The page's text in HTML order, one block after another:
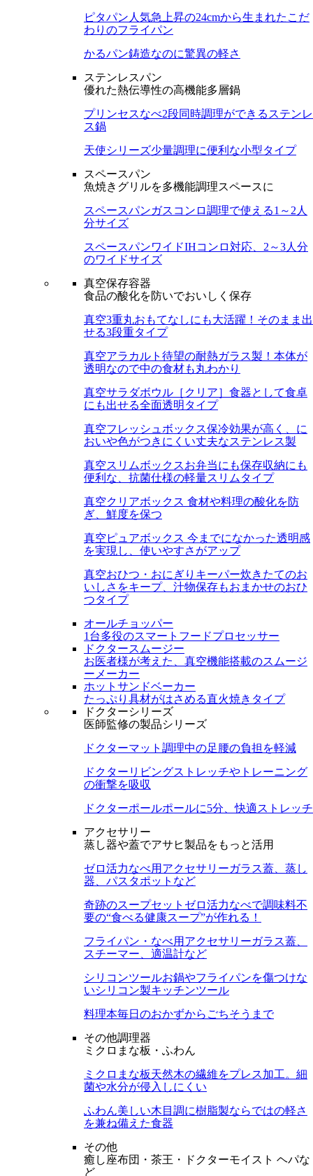
ピタパン 人気急上昇の24cmから生まれたこだ
わりのフライパン
かるパン鋳造なのに驚異の軽さ
ステンレスパン
優れた熱伝導性の高機能多層鍋
プリンセスなべ2段同時調理ができるステンレ
ス鍋
天使シリーズ少量調理に便利な小型タイプ
スペースパン
魚焼きグリルを多機能調理スペースに
スペースパンガスコンロ調理で使える1～2人
分サイズ
スペースパンワイドIHコンロ対応、2～3人分
のワイドサイズ
真空保存容器
食品の酸化を防いでおいしく保存
真空3重丸おもてなしにも大活躍！そのまま出
せる3段重タイプ
真空アラカルト 待望の耐熱ガラス製！本体が
透明なので中の食材も丸わかり
真空サラダボウル［クリア］ 食器として食卓
にも出せる全面透明タイプ
真空フレッシュボックス保冷効果が高く、に
おいや色がつきにくい丈夫なステンレス製
真空スリムボックスお弁当にも保存収納にも
便利な、抗菌仕様の軽量スリムタイプ
真空クリアボックス 食材や料理の酸化を防
ぎ、鮮度を保つ
真空ピュアボックス 今までになかった透明感
を実現し、使いやすさがアップ
真空おひつ・おにぎりキーパー炊きたてのお
いしさをキープ、汁物保存もおまかせのおひ
つタイプ
オールチョッパー
1台多役のスマートフードプロセッサー
ドクタースムージー
お医者様が考えた、真空機能搭載のスムージ
ーメーカー
ホットサンドベーカー
たっぷり具材がはさめる直火焼きタイプ
ドクターシリーズ
医師監修の製品シリーズ
ドクターマット 調理中の足腰の負担を軽減
ドクターリビングストレッチやトレーニング
の衝撃を吸収
ドクターポールポールに5分、快適ストレッチ
アクセサリー
蒸し器や蓋でアサヒ製品をもっと活用
ゼロ活力なべ用アクセサリーガラス蓋、蒸し
器、パスタポットなど
奇跡のスープセット ゼロ活力なべで調味料不
要の“食べる健康スープ”が作れる！
フライパン・なべ用アクセサリーガラス蓋、
スチーマー、適温計など
シリコンツールお鍋やフライパンを傷つけな
いシリコン製キッチンツール
料理本毎日のおかずからごちそうまで
その他調理器
ミクロまな板・ふわん
ミクロまな板天然木の繊維をプレス加工。細
菌や水分が侵入しにくい
ふわん美しい木目調に樹脂製ならではの軽さ
を兼ね備えた食器
その他
癒し座布団・茶王・ドクターモイスト ヘパな
ど